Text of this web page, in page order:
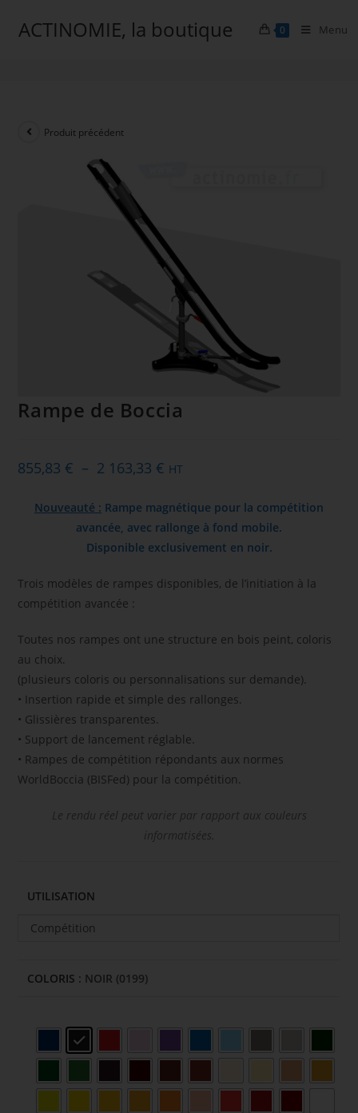
ACTINOMIE, la boutique 0 Menu
Rampe de Boccia
Produit précédent
Rampe de Boccia
855,83 € – 2 163,33 € HT
Nouveauté : Rampe magnétique pour la compétition
avancée, avec rallonge à fond mobile.
Disponible exclusivement en noir.
Trois modèles de rampes disponibles, de l’initiation à la
compétition avancée :
Toutes nos rampes ont une structure en bois peint, coloris
au choix.
(plusieurs coloris ou personnalisations sur demande).
• Insertion rapide et simple des rallonges.
• Glissières transparentes.
• Support de lancement réglable.
• Rampes de compétition répondants aux normes
WorldBoccia (BISFed) pour la compétition.
Le rendu réel peut varier par rapport aux couleurs
informatisées.
UTILISATION
Compétition
COLORIS : NOIR (0199)